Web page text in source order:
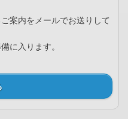
案内をメールでお送りして
に入ります。